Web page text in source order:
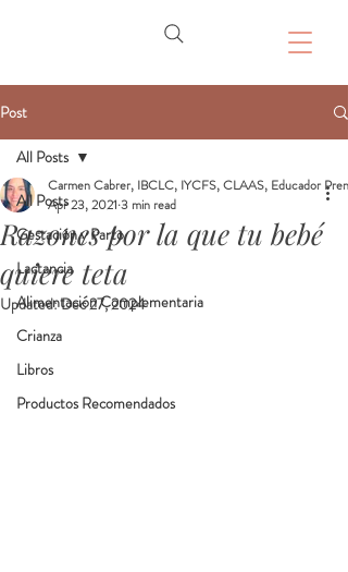
Post
All Posts
Gestación y Parto
Lactancia
Alimentación Complementaria
Crianza
Libros
Productos Recomendados
All Posts
Razones por la que tu bebé
quiere teta
Carmen Cabrer, IBCLC, IYCFS, CLAAS, Educador
Apr 23, 2021 3 min read
Updated:Dec 27, 2024